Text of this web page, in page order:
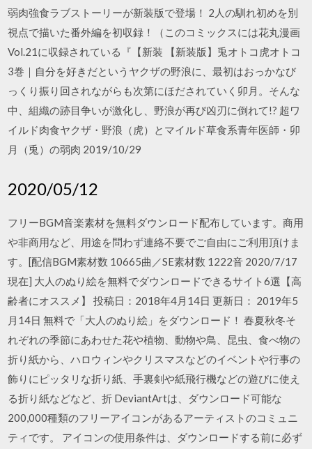
弱肉強食ラブストーリーが新装版で登場！ 2人の馴れ初めを別
視点で描いた番外編を初収録！（このコミックスには花丸漫画
Vol.21に収録されている『【新装 【新装版】兎オトコ虎オトコ
3巻｜自分を好きだというヤクザの野浪に、最初はおっかなび
っくり振り回されながらも次第にほだされていく卯月。そんな
中、組織の跡目争いが激化し、野浪が再び凶刃に倒れて!? 超ワ
イルド肉食ヤクザ・野浪（虎）とマイルド草食系青年医師・卯
月（兎）の弱肉 2019/10/29
2020/05/12
フリーBGM音楽素材を無料ダウンロード配布しています。商用
や非商用など、用途を問わず連絡不要でご自由にご利用頂けま
す。[配信BGM素材数 10665曲／SE素材数 1222音 2020/7/17
現在] 大人のぬり絵を無料でダウンロードできるサイト6選【高
齢者にオススメ】 投稿日：2018年4月14日 更新日： 2019年5
月14日 無料で「大人のぬり絵」をダウンロード！ 春夏秋冬そ
れぞれの季節にあわせた花や植物、動物や鳥、昆虫、食べ物の
折り紙から、ハロウィンやクリスマスなどのイベントや行事の
飾りにピッタリな折り紙、手裏剣や紙飛行機などの遊びに使え
る折り紙などなど、折 DeviantArtは、ダウンロード可能な
200,000種類のフリーアイコンがあるアーティストのコミュニ
ティです。 アイコンの使用条件は、ダウンロードする前に必ず